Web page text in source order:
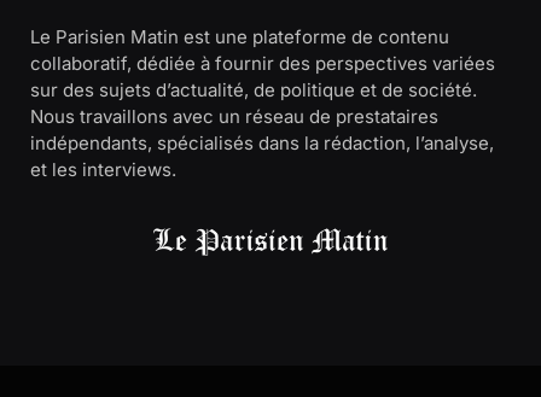
Le Parisien Matin est une plateforme de contenu
collaboratif, dédiée à fournir des perspectives variées
sur des sujets d’actualité, de politique et de société.
Nous travaillons avec un réseau de prestataires
indépendants, spécialisés dans la rédaction, l’analyse,
et les interviews.